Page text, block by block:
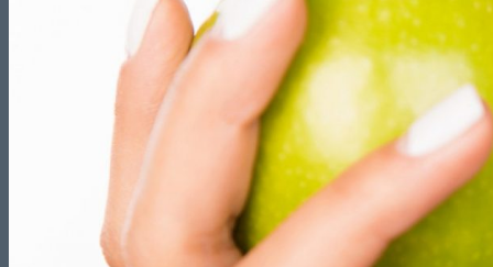
DIAMANTE
PANTHER
TUNGSTENO
PULIDORES
VARIOS
MAQUINARIA
ARTICULADORES
HORNOS DE CERÁMICA
HORNOS PRECALENTAMIENTO
MICROMOTORES
VARIOS